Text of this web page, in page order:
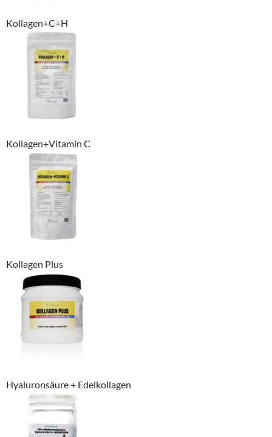
Kollagen+C+H
Kollagen+Vitamin C
Kollagen Plus
Hyaluronsäure + Edelkollagen